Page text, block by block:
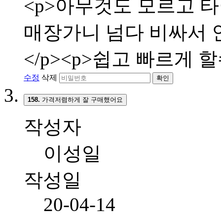
<p>아무것도 모르고
매장가니 넘다 비싸서
</p><p>쉽고 빠르게
수정 삭제 확인
158. 가격저렴하게 잘 구매했어요
작성자
이성일
작성일
20-04-14